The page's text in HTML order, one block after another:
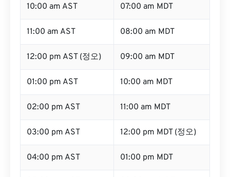
10:00 am AST 07:00 am MDT
11:00 am AST 08:00 am MDT
12:00 pm AST (정오) 09:00 am MDT
01:00 pm AST 10:00 am MDT
02:00 pm AST 11:00 am MDT
03:00 pm AST 12:00 pm MDT (정오)
04:00 pm AST 01:00 pm MDT